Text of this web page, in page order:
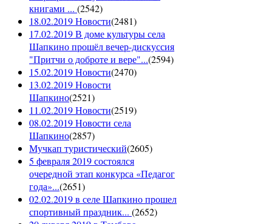
книгами ... (2542)
18.02.2019 Новости(2481)
17.02.2019 В доме культуры села
Шапкино прошёл вечер-дискуссия
"Притчи о доброте и вере"...(2594)
15.02.2019 Новости(2470)
13.02.2019 Новости
Шапкино(2521)
11.02.2019 Новости(2519)
08.02.2019 Новости села
Шапкино(2857)
Мучкап туристический(2605)
5 февраля 2019 состоялся
очередной этап конкурса «Педагог
года»...(2651)
02.02.2019 в селе Шапкино прошел
спортивный праздник... (2652)